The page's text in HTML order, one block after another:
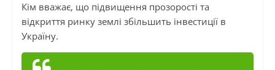
Кім вважає, що підвищення прозорості та
відкриття ринку землі збільшить інвестиції в
Україну.